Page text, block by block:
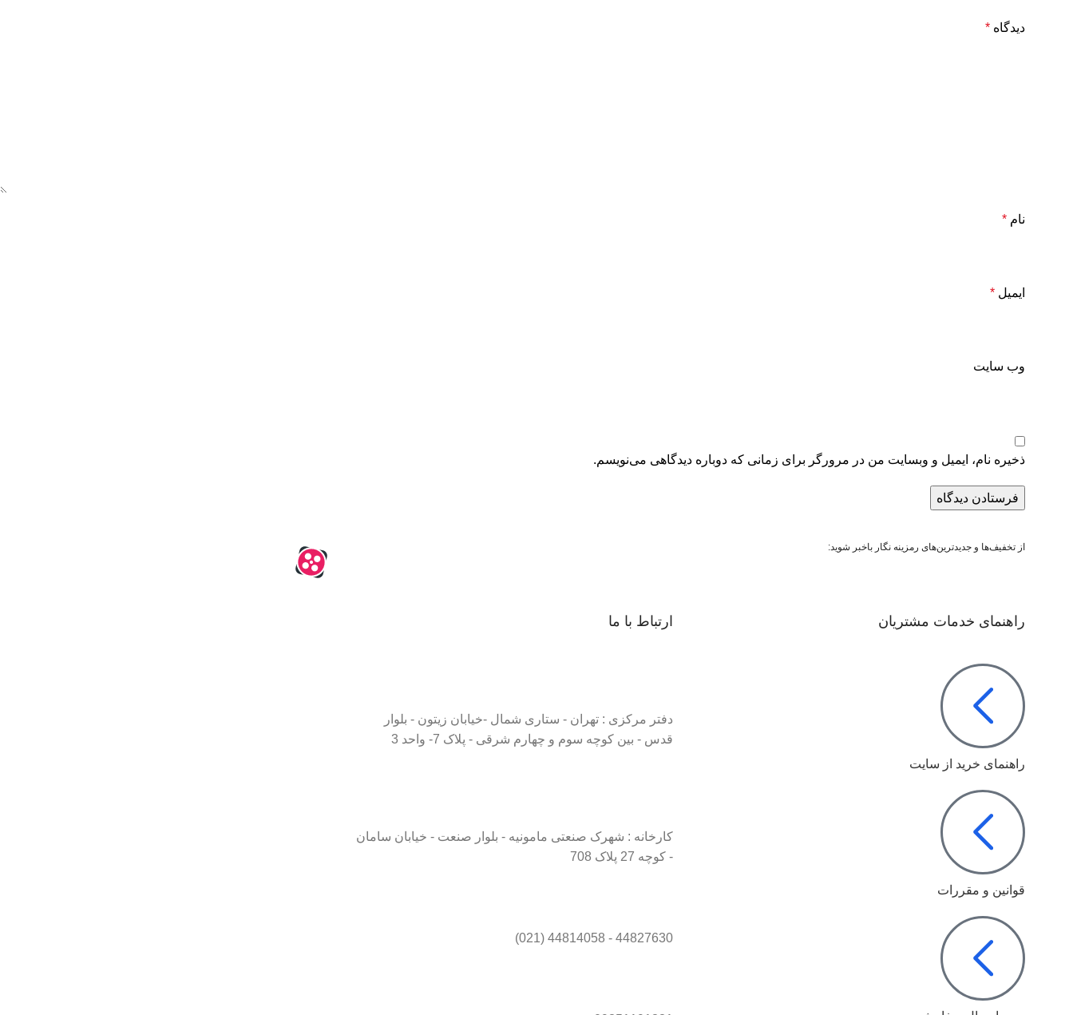
دیدگاه *
نام *
ایمیل *
وب‌ سایت
ذخیره نام، ایمیل و وبسایت من در مرورگر برای زمانی که دوباره دیدگاهی می‌نویسم.
از تخفیف‌ها و جدیدترین‌های رمزینه نگار باخبر شوید:
راهنمای خدمات مشتریان
راهنمای خرید از سایت
قوانین و مقررات
ارتباط با ما
دفتر مرکزی : تهران - ستاری شمال -خیابان زیتون - بلوار
قدس - بین کوچه سوم و چهارم شرقی - پلاک 7- واحد 3
کارخانه : شهرک صنعتی مامونیه - بلوار صنعت - خیابان سامان
- کوچه 27 پلاک 708
44827630 - 44814058 (021)